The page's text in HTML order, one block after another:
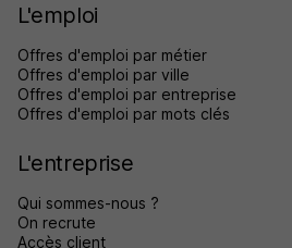
L'emploi
Offres d'emploi par métier
Offres d'emploi par ville
Offres d'emploi par entreprise
Offres d'emploi par mots clés
L'entreprise
Qui sommes-nous ?
On recrute
Accès client